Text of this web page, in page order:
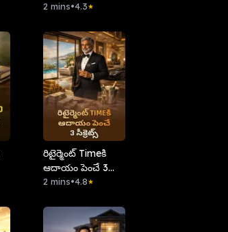
చేయకండి
2 mins•4.3★
రిటైర్మెంట్ Timeకి
ఆదాయం పెంచే 3
సీక్రెట్స్
2 mins•4.8★